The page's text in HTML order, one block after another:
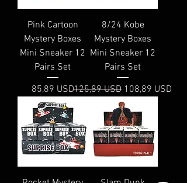
Pink Cartoon
Mystery Boxes
Mini Sneaker 12
Pairs Set
Prezzo
85,89 USD
8/24 Kobe
Mystery Boxes
Mini Sneaker 12
Pairs Set
Prezzo regolare
125,89 USD Prezzo scontato
108,89 USD